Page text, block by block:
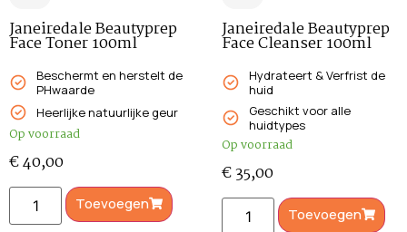
Janeiredale Beautyprep
Face Toner 100ml
Beschermt en herstelt de
PHwaarde
Heerlijke natuurlijke geur
Op voorraad
€40,00
Toevoegen
Janeiredale Beautyprep
Face Cleanser 100ml
Hydrateert & Verfrist de
huid
Geschikt voor alle
huidtypes
Op voorraad
€35,00
Toevoegen